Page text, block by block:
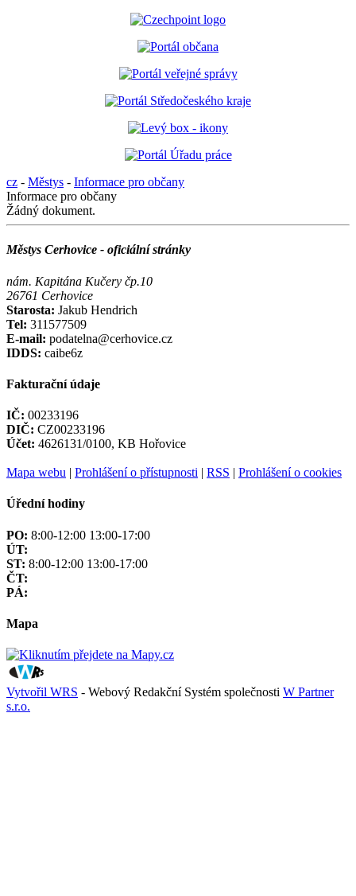
cz - Městys - Informace pro občany
Informace pro občany
Žádný dokument.
Městys Cerhovice - oficiální stránky
nám. Kapitána Kučery čp.10
26761 Cerhovice
Starosta: Jakub Hendrich
Tel: 311577509
E-mail: podatelna@cerhovice.cz
IDDS: caibe6z
Fakturační údaje
IČ: 00233196
DIČ: CZ00233196
Účet: 4626131/0100, KB Hořovice
Mapa webu | Prohlášení o přístupnosti | RSS | Prohlášení o cookies
Úřední hodiny
PO: 8:00-12:00 13:00-17:00
ÚT:
ST: 8:00-12:00 13:00-17:00
ČT:
PÁ:
Mapa
Vytvořil WRS - Webový Redakční Systém společnosti W Partner
s.r.o.